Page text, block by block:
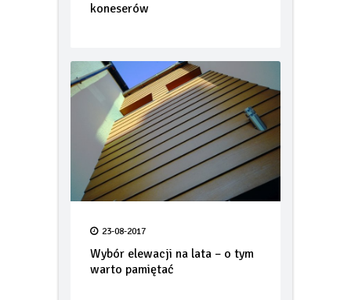
KRETA – kostka brukowa dla
23-08-2017
Wybór elewacji na lata – o tym